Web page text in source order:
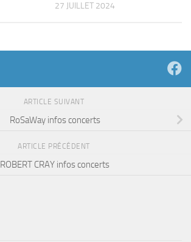
27 JUILLET 2024
ARTICLE SUIVANT
RoSaWay infos concerts
ARTICLE PRÉCÉDENT
ROBERT CRAY infos concerts